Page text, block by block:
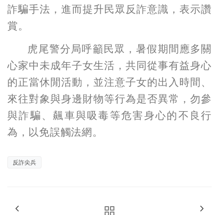
詐騙手法，進而提升民眾反詐意識，表示讚
賞。
虎尾警分局呼籲民眾，暑假期間應多關
心家中未成年子女生活，共同從事有益身心
的正當休閒活動，並注意子女的出入時間、
來往對象與身邊財物等行為是否異常，勿參
與詐騙、飆車與吸毒等危害身心的不良行
為，以免誤觸法網。
反詐尖兵